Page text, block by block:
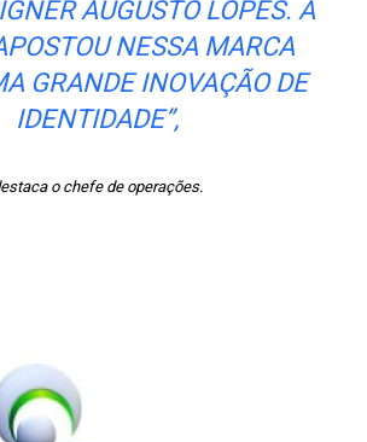
AUGUSTO LOPES. A
NESSA MARCA
GRANDE INOVAÇÃO DE
IDENTIDADE”,
o chefe de operações.